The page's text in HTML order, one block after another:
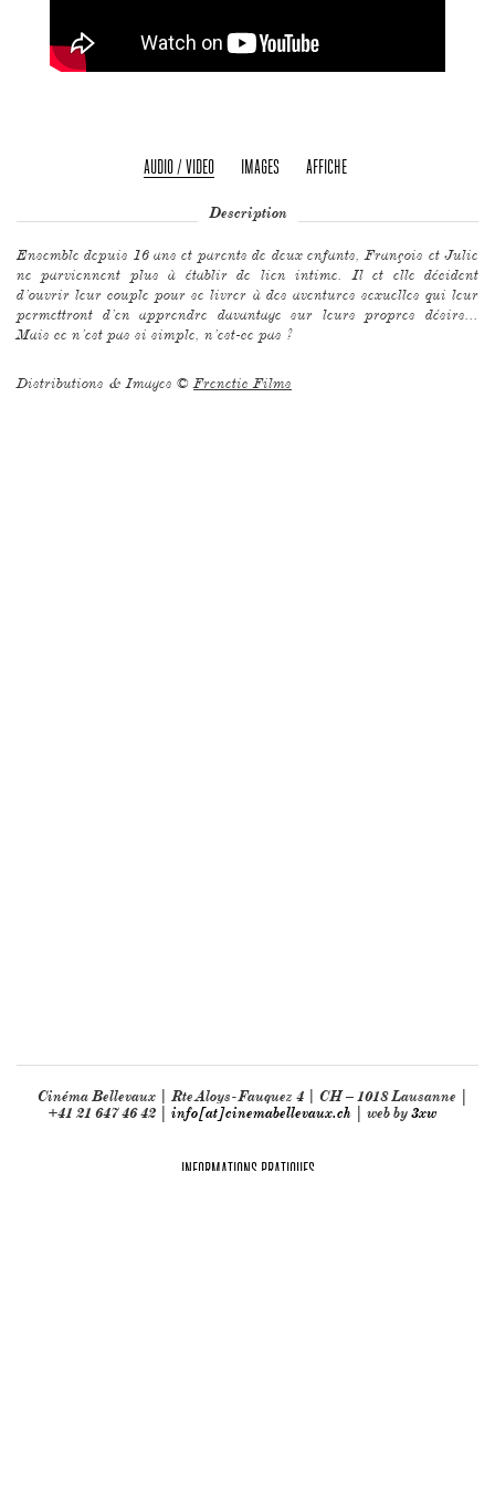
AUDIO / VIDEO IMAGES AFFICHE
Description
Ensemble depuis 16 ans et parents de deux enfants, François et Julie
ne parviennent plus à établir de lien intime. Il et elle décident
d’ouvrir leur couple pour se livrer à des aventures sexuelles qui leur
permettront d’en apprendre davantage sur leurs propres désirs...
Mais ce n’est pas si simple, n’est-ce pas ?
Distributions & Images © Frenetic Films
Cinéma Bellevaux | Rte Aloys-Fauquez 4 | CH – 1018 Lausanne |
+41 21 647 46 42 | info[at]cinemabellevaux.ch | web by3xw
INFORMATIONS PRATIQUES